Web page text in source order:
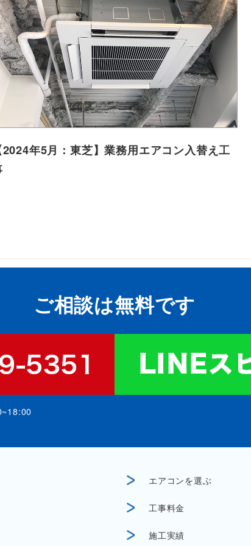
2024年5月：東芝】業務用エアコン入替え工
ご相談は無料です
エアコンを選ぶ
工事料金
施工実績